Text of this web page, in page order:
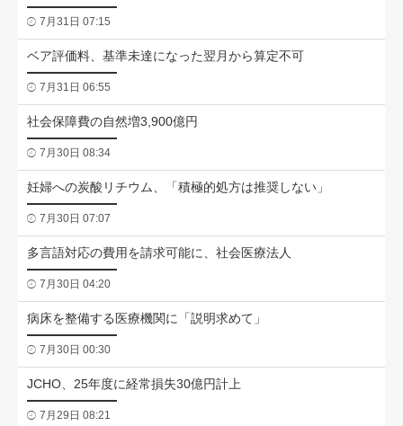
7月31日 07:15
ベア評価料、基準未達になった翌月から算定不可
7月31日 06:55
社会保障費の自然増3,900億円
7月30日 08:34
妊婦への炭酸リチウム、「積極的処方は推奨しない」
7月30日 07:07
多言語対応の費用を請求可能に、社会医療法人
7月30日 04:20
病床を整備する医療機関に「説明求めて」
7月30日 00:30
JCHO、25年度に経常損失30億円計上
7月29日 08:21